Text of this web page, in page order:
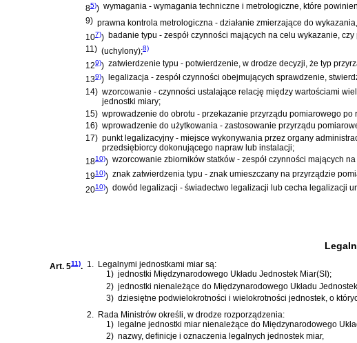
85)) wymagania - wymagania techniczne i metrologiczne, które
9) prawna kontrola metrologiczna - działanie zmierzające do
107)) badanie typu - zespół czynności mających na celu wykazanie,
11) (uchylony);8)
129)) zatwierdzenie typu - potwierdzenie, w drodze decyzji, że typ
139))
legalizacja - zespół czynności obejmujących sprawdzenie,
14) wzorcowanie - czynności ustalające relację między wartościami
jednostki miary;
15) wprowadzenie do obrotu - przekazanie przyrządu pomiarowego
16) wprowadzenie do użytkowania - zastosowanie przyrządu
17) punkt legalizacyjny - miejsce wykonywania przez organy
przedsiębiorcy dokonującego napraw lub instalacji;
1810)) wzorcowanie zbiorników statków - zespół czynności mających
1910)) znak zatwierdzenia typu - znak umieszczany na przyrządzie
2010)) dowód legalizacji - świadectwo legalizacji lub cecha legalizacji
Art. 511). 1. Legalnymi jednostkami miar są:
1) jednostki Międzynarodowego Układu Jednostek Miar(SI);
2) jednostki nienależące do Międzynarodowego Układu
3) dziesiętne podwielokrotności i wielokrotności jednostek, o
2. Rada Ministrów określi, w drodze rozporządzenia:
1) legalne jednostki miar nienależące do Międzynarodowego
2) nazwy, definicje i oznaczenia legalnych jednostek miar,